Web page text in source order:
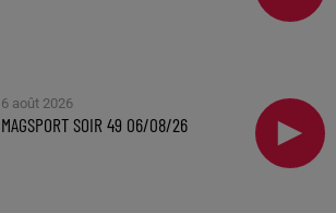
6 août 2026
MAGSPORT SOIR 49 06/08/26